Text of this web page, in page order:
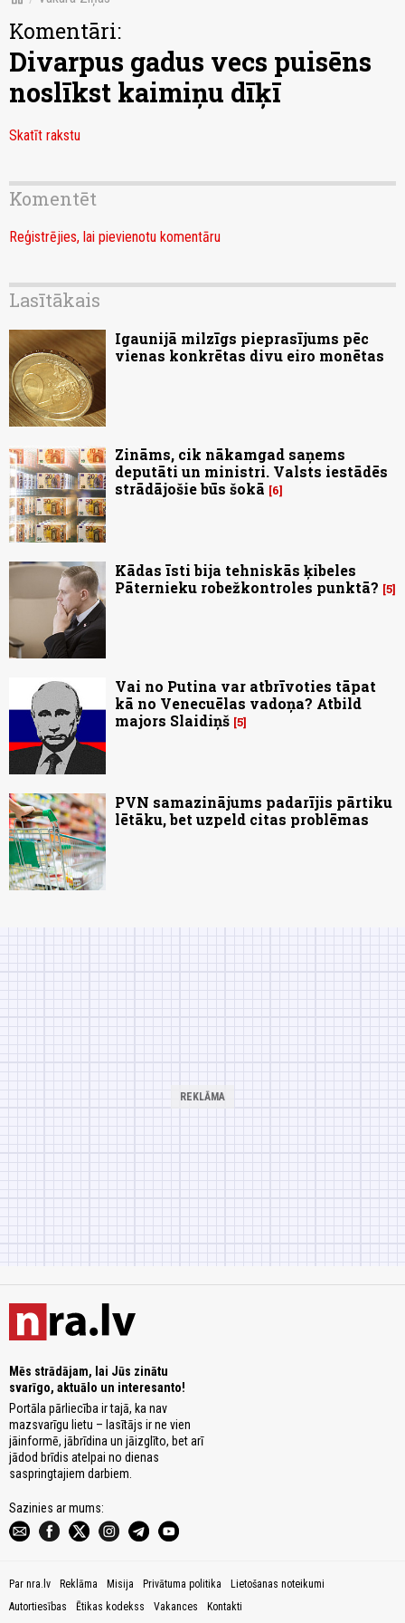
Komentāri:
Divarpus gadus vecs puisēns
noslīkst kaimiņu dīķī
Skatīt rakstu
Komentēt
Reģistrējies, lai pievienotu komentāru
Lasītākais
Igaunijā milzīgs pieprasījums pēc
vienas konkrētas divu eiro monētas
Zināms, cik nākamgad saņems
deputāti un ministri. Valsts iestādēs
strādājošie būs šokā
6
Kādas īsti bija tehniskās ķibeles
Pāternieku robežkontroles punktā? 5
Vai no Putina var atbrīvoties tāpat
kā no Venecuēlas vadoņa? Atbild
majors Slaidiņš 5
PVN samazinājums padarījis pārtiku
lētāku, bet uzpeld citas problēmas
Mēs strādājam, lai Jūs zinātu
svarīgo, aktuālo un interesanto!
Portāla pārliecība ir tajā, ka nav
mazsvarīgu lietu – lasītājs ir ne vien
jāinformē, jābrīdina un jāizglīto, bet arī
jādod brīdis atelpai no dienas
saspringtajiem darbiem.
Sazinies ar mums:
Par nra.lv Reklāma Misija Privātuma politika
Lietošanas noteikumi
Autortiesības
Ētikas kodekss Vakances Kontakti